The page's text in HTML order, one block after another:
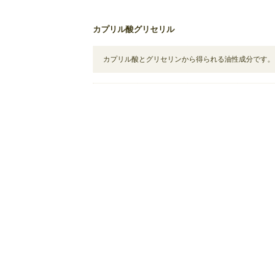
カプリル酸グリセリル
カプリル酸とグリセリンから得られる油性成分です。